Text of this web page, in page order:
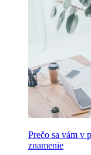
Prečo sa vám v
znamenie